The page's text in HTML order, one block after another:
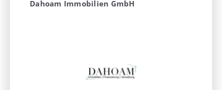
Dahoam Immobilien GmbH